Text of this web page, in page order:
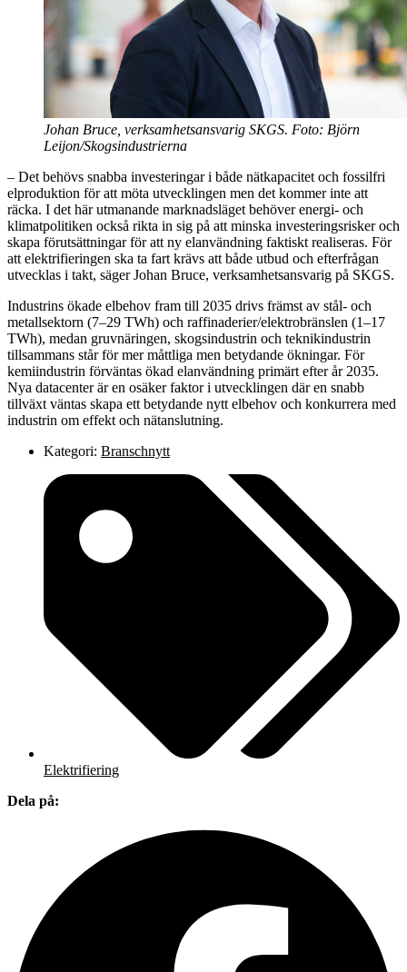
Johan Bruce, verksamhetsansvarig SKGS. Foto: Björn
Leijon/Skogsindustrierna
– Det behövs snabba investeringar i både nätkapacitet och fossilfri
elproduktion för att möta utvecklingen men det kommer inte att
räcka. I det här utmanande marknadsläget behöver energi- och
klimatpolitiken också rikta in sig på att minska investeringsrisker och
skapa förutsättningar för att ny elanvändning faktiskt realiseras. För
att elektrifieringen ska ta fart krävs att både utbud och efterfrågan
utvecklas i takt, säger Johan Bruce, verksamhetsansvarig på SKGS.
Industrins ökade elbehov fram till 2035 drivs främst av stål- och
metallsektorn (7–29 TWh) och raffinaderier/elektrobränslen (1–17
TWh), medan gruvnäringen, skogsindustrin och teknikindustrin
tillsammans står för mer måttliga men betydande ökningar. För
kemiindustrin förväntas ökad elanvändning primärt efter år 2035.
Nya datacenter är en osäker faktor i utvecklingen där en snabb
tillväxt väntas skapa ett betydande nytt elbehov och konkurrera med
industrin om effekt och nätanslutning.
Kategori: Branschnytt
Elektrifiering
Dela på: